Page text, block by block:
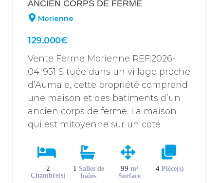
ANCIEN CORPS DE FERME
Morienne
129.000€
Vente Ferme Morienne REF:2026-
04-951 Située dans un village proche
d’Aumale, cette propriété comprend
une maison et des batiments d’un
ancien corps de ferme. La maison
qui est mitoyenne sur un coté
cuisine, WC, salle de bains, salle,
salon et chambre. A l’étage : grande
chambre. Cave. Batiment et garage
2
Chambre(s)
1Salles de
bains
99 m²
Surface
4Pièce(s)